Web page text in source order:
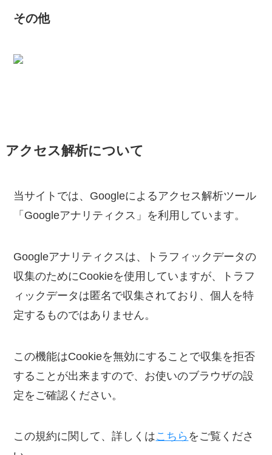
その他
アクセス解析について
当サイトでは、Googleによるアクセス解析ツール
「Googleアナリティクス」を利用しています。
Googleアナリティクスは、トラフィックデータの
収集のためにCookieを使用していますが、トラフ
ィックデータは匿名で収集されており、個人を特
定するものではありません。
この機能はCookieを無効にすることで収集を拒否
することが出来ますので、お使いのブラウザの設
定をご確認ください。
この規約に関して、詳しくはこちら をご覧くださ